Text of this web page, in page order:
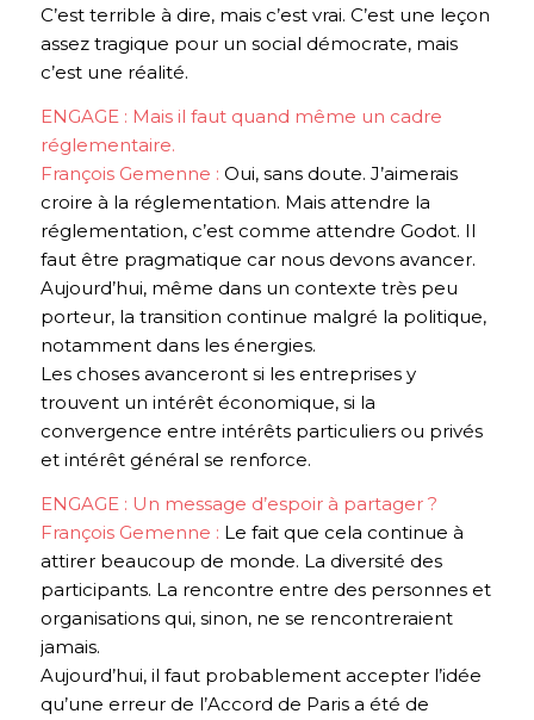
C’est terrible à dire, mais c’est vrai. C’est une leçon
assez tragique pour un social démocrate, mais
c’est une réalité.
ENGAGE : Mais il faut quand même un cadre
réglementaire.
François Gemenne : Oui, sans doute. J’aimerais
croire à la réglementation. Mais attendre la
réglementation, c’est comme attendre Godot. Il
faut être pragmatique car nous devons avancer.
Aujourd’hui, même dans un contexte très peu
porteur, la transition continue malgré la politique,
notamment dans les énergies.
Les choses avanceront si les entreprises y
trouvent un intérêt économique, si la
convergence entre intérêts particuliers ou privés
et intérêt général se renforce.
ENGAGE : Un message d’espoir à partager ?
François Gemenne : Le fait que cela continue à
attirer beaucoup de monde. La diversité des
participants. La rencontre entre des personnes et
organisations qui, sinon, ne se rencontreraient
jamais.
Aujourd’hui, il faut probablement accepter l’idée
qu’une erreur de l’Accord de Paris a été de